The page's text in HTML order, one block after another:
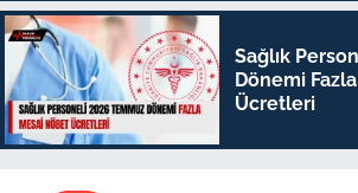
Sağlık
Dönemi
Ücretleri